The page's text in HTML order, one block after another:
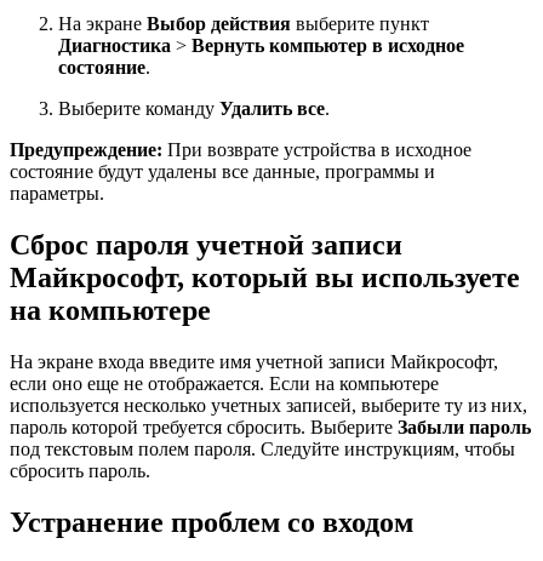
На экране Выбор действия выберите пункт
Диагностика > Вернуть компьютер в исходное
состояние.
Выберите команду Удалить все.
Предупреждение: При возврате устройства в исходное
состояние будут удалены все данные, программы и
параметры.
Сброс пароля учетной записи
Майкрософт, который вы используете
на компьютере
На экране входа введите имя учетной записи Майкрософт,
если оно еще не отображается. Если на компьютере
используется несколько учетных записей, выберите ту из них,
пароль которой требуется сбросить. Выберите Забыли пароль
под текстовым полем пароля. Следуйте инструкциям, чтобы
сбросить пароль.
Устранение проблем со входом